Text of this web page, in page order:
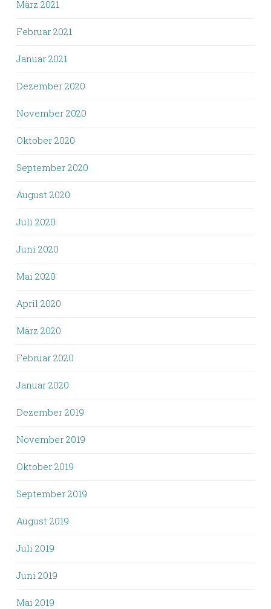
März 2021
Februar 2021
Januar 2021
Dezember 2020
November 2020
Oktober 2020
September 2020
August 2020
Juli 2020
Juni 2020
Mai 2020
April 2020
März 2020
Februar 2020
Januar 2020
Dezember 2019
November 2019
Oktober 2019
September 2019
August 2019
Juli 2019
Juni 2019
Mai 2019